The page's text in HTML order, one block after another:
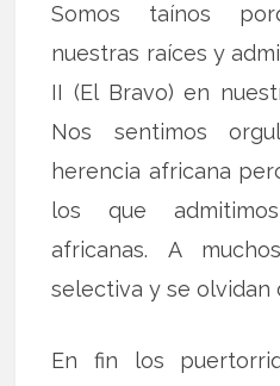
Somos taínos
nuestras raíces y
II (El Bravo) en
Nos sentimos
herencia africana
los que
africanas. A
selectiva y se olvidan
En fin los